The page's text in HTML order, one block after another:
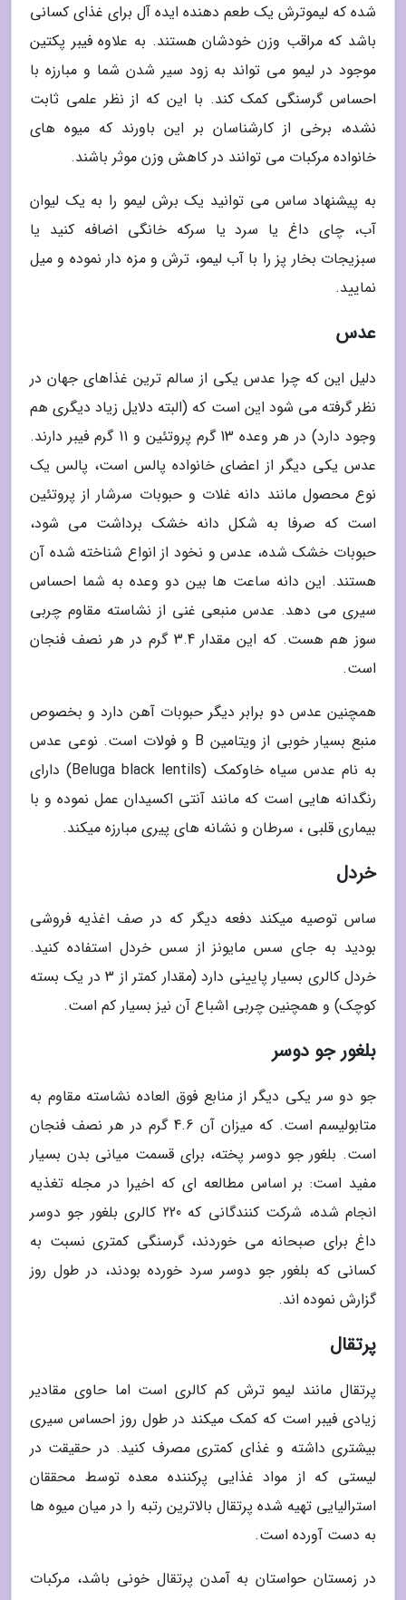
شده که لیموترش یک طعم دهنده ایده آل برای غذای کسانی
باشد که مراقب وزن خودشان هستند. به علاوه فیبر پکتین
موجود در لیمو می تواند به زود سیر شدن شما و مبارزه با
احساس گرسنگی کمک کند. با این که از نظر علمی ثابت
نشده، برخی از کارشناسان بر این باورند که میوه های
خانواده مرکبات می توانند در کاهش وزن موثر باشند.
به پیشنهاد ساس می توانید یک برش لیمو را به یک لیوان
آب، چای داغ یا سرد یا سرکه خانگی اضافه کنید یا
سبزیجات بخار پز را با آب لیمو، ترش و مزه دار نموده و میل
نمایید.
عدس
دلیل این که چرا عدس یکی از سالم ترین غذاهای جهان در
نظر گرفته می شود این است که (البته دلایل زیاد دیگری هم
وجود دارد) در هر وعده 13 گرم پروتئین و 11 گرم فیبر دارند.
عدس یکی دیگر از اعضای خانواده پالس است، پالس یک
نوع محصول مانند دانه غلات و حبوبات سرشار از پروتئین
است که صرفا به شکل دانه خشک برداشت می شود،
حبوبات خشک شده، عدس و نخود از انواع شناخته شده آن
هستند. این دانه ساعت ها بین دو وعده به شما احساس
سیری می دهد. عدس منبعی غنی از نشاسته مقاوم چربی
سوز هم هست. که این مقدار 3.4 گرم در هر نصف فنجان
است.
همچنین عدس دو برابر دیگر حبوبات آهن دارد و بخصوص
منبع بسیار خوبی از ویتامین B و فولات است. نوعی عدس
به نام عدس سیاه خاوکمک (Beluga black lentils) دارای
رنگدانه هایی است که مانند آنتی اکسیدان عمل نموده و با
بیماری قلبی ، سرطان و نشانه های پیری مبارزه میکند.
خردل
ساس توصیه میکند دفعه دیگر که در صف اغذیه فروشی
بودید به جای سس مایونز از سس خردل استفاده کنید.
خردل کالری بسیار پایینی دارد (مقدار کمتر از 3 در یک بسته
کوچک) و همچنین چربی اشباع آن نیز بسیار کم است.
بلغور جو دوسر
جو دو سر یکی دیگر از منابع فوق العاده نشاسته مقاوم به
متابولیسم است. که میزان آن 4.6 گرم در هر نصف فنجان
است. بلغور جو دوسر پخته، برای قسمت میانی بدن بسیار
مفید است: بر اساس مطالعه ای که اخیرا در مجله تغذیه
انجام شده، شرکت کنندگانی که 220 کالری بلغور جو دوسر
داغ برای صبحانه می خوردند، گرسنگی کمتری نسبت به
کسانی که بلغور جو دوسر سرد خورده بودند، در طول روز
گزارش نموده اند.
پرتقال
پرتقال مانند لیمو ترش کم کالری است اما حاوی مقادیر
زیادی فیبر است که کمک میکند در طول روز احساس سیری
بیشتری داشته و غذای کمتری مصرف کنید. در حقیقت در
لیستی که از مواد غذایی پرکننده معده توسط محققان
استرالیایی تهیه شده پرتقال بالاترین رتبه را در میان میوه ها
به دست آورده است.
در زمستان حواستان به آمدن پرتقال خونی باشد، مرکبات